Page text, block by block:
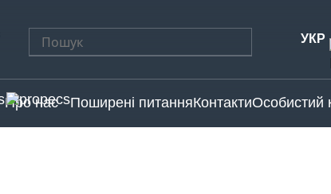
УКР
Пошук:
Про нас Поширені питанняКонтактиОсобистий